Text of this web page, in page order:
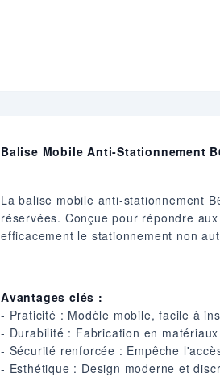
Balise Mobile Anti-Stationnement
La balise mobile anti-stationnement
réservées. Conçue pour répondre
efficacement le stationnement non
Avantages clés :
- Praticité : Modèle mobile, facile à
- Durabilité : Fabrication en
- Sécurité renforcée : Empêche
- Esthétique : Design moderne et